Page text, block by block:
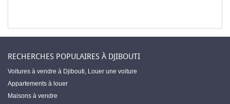
RECHERCHES POPULAIRES À DJIBOUTI
Voitures à vendre à Djibouti, Louer une voiture
Appartements à louer
Maisons à vendre